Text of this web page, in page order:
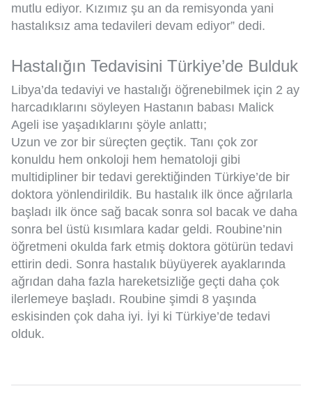
mutlu ediyor. Kızımız şu an da remisyonda yani
hastalıksız ama tedavileri devam ediyor” dedi.
Hastalığın Tedavisini Türkiye’de Bulduk
Libya’da tedaviyi ve hastalığı öğrenebilmek için 2 ay
harcadıklarını söyleyen Hastanın babası Malick
Ageli ise yaşadıklarını şöyle anlattı;
Uzun ve zor bir süreçten geçtik. Tanı çok zor
konuldu hem onkoloji hem hematoloji gibi
multidipliner bir tedavi gerektiğinden Türkiye’de bir
doktora yönlendirildik. Bu hastalık ilk önce ağrılarla
başladı ilk önce sağ bacak sonra sol bacak ve daha
sonra bel üstü kısımlara kadar geldi. Roubine’nin
öğretmeni okulda fark etmiş doktora götürün tedavi
ettirin dedi. Sonra hastalık büyüyerek ayaklarında
ağrıdan daha fazla hareketsizliğe geçti daha çok
ilerlemeye başladı. Roubine şimdi 8 yaşında
eskisinden çok daha iyi. İyi ki Türkiye’de tedavi
olduk.